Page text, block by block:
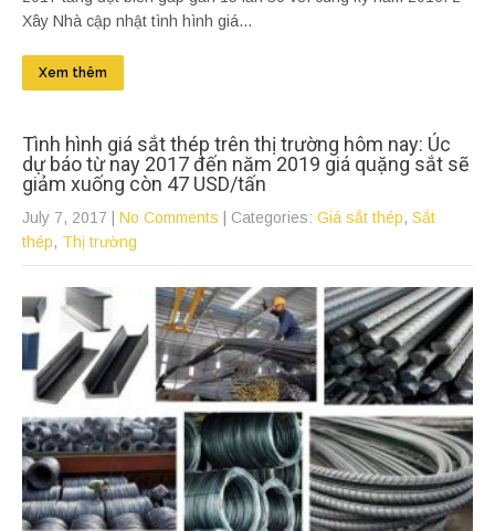
Xây Nhà cập nhật tình hình giá...
Xem thêm
Tình hình giá sắt thép trên thị trường hôm nay: Úc
dự báo từ nay 2017 đến năm 2019 giá quặng sắt sẽ
giảm xuống còn 47 USD/tấn
July 7, 2017 | No Comments | Categories: Giá sắt thép, Sắt
thép, Thị trường